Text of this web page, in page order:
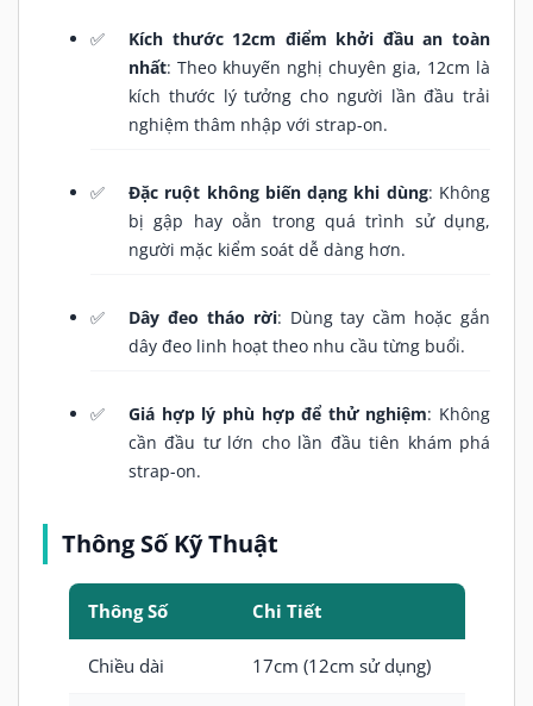
Kích thước 12cm điểm khởi đầu an toàn
nhất: Theo khuyến nghị chuyên gia, 12cm là
kích thước lý tưởng cho người lần đầu trải
nghiệm thâm nhập với strap-on.
Đặc ruột không biến dạng khi dùng: Không
bị gập hay oằn trong quá trình sử dụng,
người mặc kiểm soát dễ dàng hơn.
Dây đeo tháo rời: Dùng tay cầm hoặc gắn
dây đeo linh hoạt theo nhu cầu từng buổi.
Giá hợp lý phù hợp để thử nghiệm: Không
cần đầu tư lớn cho lần đầu tiên khám phá
strap-on.
Thông Số Kỹ Thuật
Thông Số Chi Tiết
Chiều dài 17cm (12cm sử dụng)